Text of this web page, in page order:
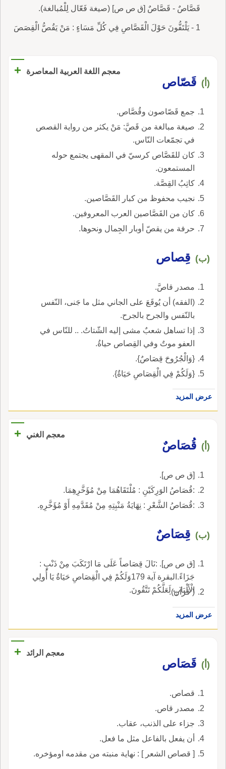
قَصَّاصٌ - قَصَّاصٌ [ق ص ص] (صيغة فَعّال لِلْمُبالغة).
1 - يَلْتَفُّونَ حَوْلَ الْقَصَّاصِ فِي كُلِّ مَسَاءٍ : مَنْ يَقُصُّ الْقِصَصَ
معجم اللغة العربية المعاصرة +
(أ) قَصّاص
جمع قَصّاصون وقُصَّاص.
صيغة مبالغة من قَصَّ: مَنْ يكثر من رواية القصص
في تجمّعات النّاس.
كان للقَصَّاص كرسيّ في المقهى يجتمع حوله
المستمعون.
كاتِبُ القِصَّة.
نجيب محفوظ من كبار القَصَّاصين.
كان من القَصَّاصين العرب المعروفين.
حرفة من يقصّ أوبار الجِمال ونحوها.
(ب) قِصاص
مصدر قاصَّ.
(الفقه) أن يُوقَعَ على الجاني مثل ما جَنى، النّفس
بالنّفس والجرح بالجرح.
إذا تساهل شعبٌ مشى إليه الشّتاتُ. .. للنّاس في
العفو موتٌ وفي القِصاص حياةُ.
{وَالْجُرُوحَ قِصَاصٌ}.
{وَلَكُمْ فِي الْقِصَاصِ حَيَاةٌ}.
عرض المزيد
معجم الغني +
(أ) قُصَاصٌ
[ق ص ص].
:قُصَاصُ الوَرِكَيْنِ : مُلْتَقَاهُمَا مِنْ مُؤَخَّرِهِمَا.
:قُصَاصُ الشَّعْرِ : نِهَايَةُ مَنْبِتِهِ مِنْ مُقَدَّمِهِ أَوْ مُؤَخَّرِهِ.
(ب) قِصَاصٌ
[ق ص ص]. :نَالَ قِصَاصاً عَلَى مَا ارْتَكَبَ مِنْ ذَنْبٍ :
جَزَاءً.البقرة آية 179وَلَكُمْ فِي الْقِصَاصِ حَيَاةٌ يَا أُولِي
الْأَلْبَابِ لَعَلَّكُمْ تَتَّقُونَ.
( قرآن).
عرض المزيد
معجم الرائد +
(أ) قَصَاص
قصاص.
مصدر قاص.
جزاء على الذنب، عقاب.
أن يفعل بالفاعل مثل ما فعل.
[ قصاص الشعر ] : نهاية منبته من مقدمه اومؤخره.